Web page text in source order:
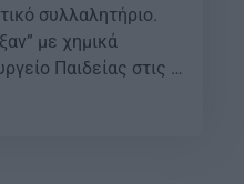
συλλαλητήριο.
με χημικά
Παιδείας στις 9
τη
15ης Οκτωβρίου